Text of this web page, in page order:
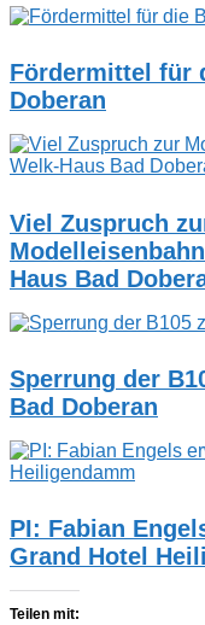
Fördermittel für
Doberan
Viel Zuspruch
Haus Bad
Sperrung der
Bad Doberan
PI: Fabian
Grand Hotel
Teilen mit: